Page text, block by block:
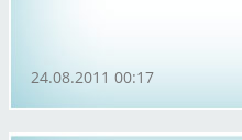
24.08.2011 00:17